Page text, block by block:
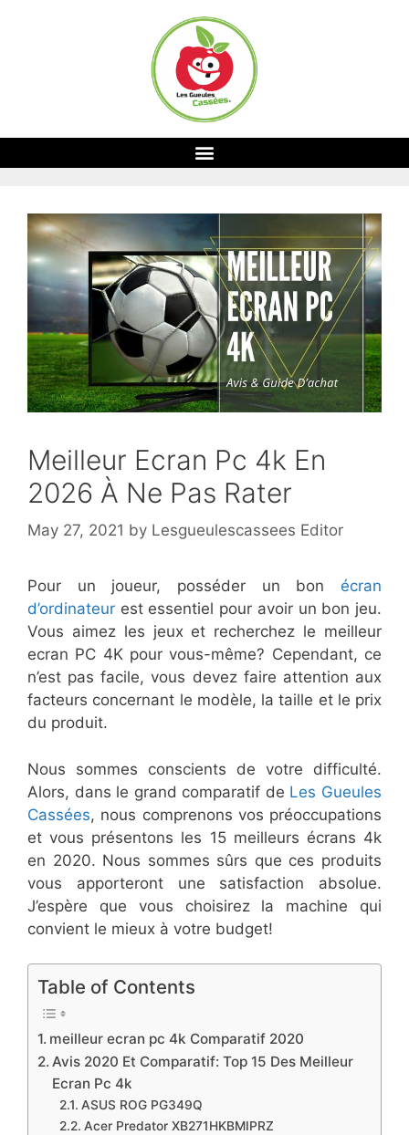
Meilleur Ecran Pc 4k En
2026 À Ne Pas Rater
May 27, 2021 by Lesgueulescassees Editor
Pour un joueur, posséder un bon écran
d’ordinateur est essentiel pour avoir un bon jeu.
Vous aimez les jeux et recherchez le meilleur
ecran PC 4K pour vous-même? Cependant, ce
n’est pas facile, vous devez faire attention aux
facteurs concernant le modèle, la taille et le prix
du produit.
Nous sommes conscients de votre difficulté.
Alors, dans le grand comparatif de Les Gueules
Cassées, nous comprenons vos préoccupations
et vous présentons les 15 meilleurs écrans 4k
en 2020. Nous sommes sûrs que ces produits
vous apporteront une satisfaction absolue.
J’espère que vous choisirez la machine qui
convient le mieux à votre budget!
Table of Contents
​meilleur ecran pc 4k Comparatif 2020
​Avis 2020 Et Comparatif: Top 15 Des Meilleur
Ecran Pc 4k ​
​ASUS ROG PG349Q
​Acer Predator XB271HKBMIPRZ